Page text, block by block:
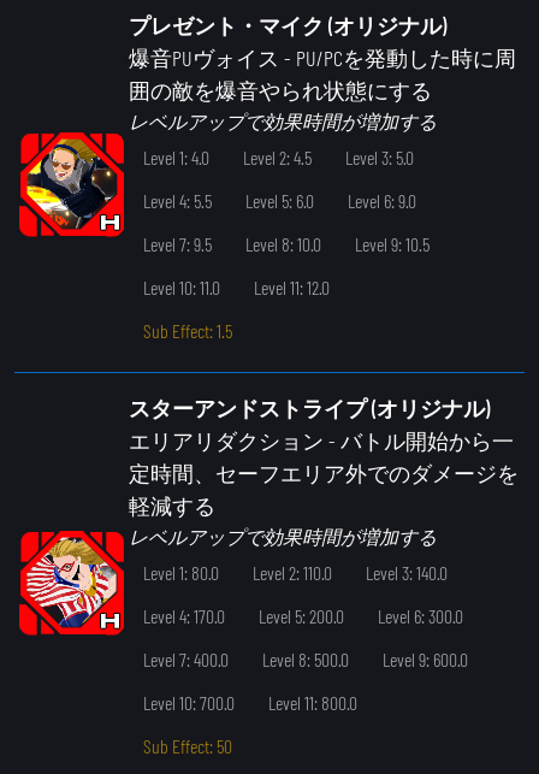
プレゼント・マイク (オリジナル)
爆音PUヴォイス - PU/PCを発動した時に周
囲の敵を爆音やられ状態にする
レベルアップで効果時間が増加する
Level 1: 4.0
Level 2: 4.5
Level 3: 5.0
Level 4: 5.5
Level 5: 6.0
Level 6: 9.0
Level 7: 9.5
Level 8: 10.0
Level 9: 10.5
Level 10: 11.0
Level 11: 12.0
Sub Effect: 1.5
スターアンドストライプ (オリジナル)
エリアリダクション - バトル開始から一
定時間、セーフエリア外でのダメージを
軽減する
レベルアップで効果時間が増加する
Level 1: 80.0
Level 2: 110.0
Level 3: 140.0
Level 4: 170.0
Level 5: 200.0
Level 6: 300.0
Level 7: 400.0
Level 8: 500.0
Level 9: 600.0
Level 10: 700.0
Level 11: 800.0
Sub Effect: 50